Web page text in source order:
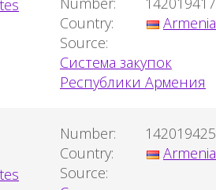
Country:
Armenia
Source:
Система закупок
Республики Армения
Number:
142019425
Country:
Armenia
Source: